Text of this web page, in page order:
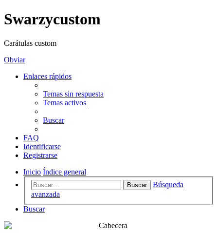
Swarzycustom
Carátulas custom
Obviar
Enlaces rápidos
Temas sin respuesta
Temas activos
Buscar
FAQ
Identificarse
Registrarse
Inicio Índice general
Buscar
Búsqueda
avanzada
Buscar